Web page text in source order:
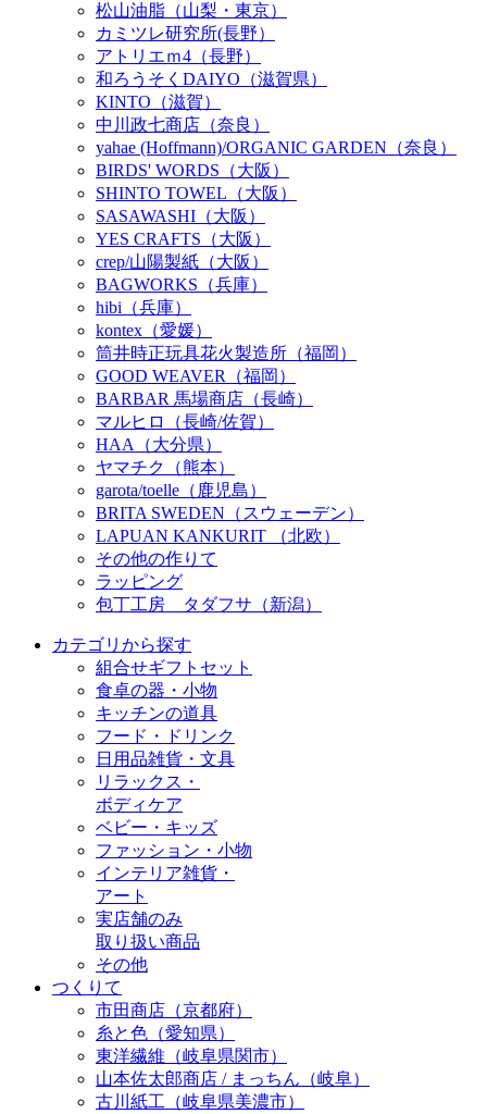
松山油脂（山梨・東京）
カミツレ研究所(長野）
アトリエｍ4（長野）
和ろうそくDAIYO（滋賀県）
KINTO（滋賀）
中川政七商店（奈良）
yahae (Hoffmann)/ORGANIC GARDEN（奈良）
BIRDS' WORDS（大阪）
SHINTO TOWEL（大阪）
SASAWASHI（大阪）
YES CRAFTS（大阪）
crep/山陽製紙（大阪）
BAGWORKS（兵庫）
hibi（兵庫）
kontex（愛媛）
筒井時正玩具花火製造所（福岡）
GOOD WEAVER（福岡）
BARBAR 馬場商店（長崎）
マルヒロ（長崎/佐賀）
HAA（大分県）
ヤマチク（熊本）
garota/toelle（鹿児島）
BRITA SWEDEN（スウェーデン）
LAPUAN KANKURIT （北欧）
その他の作りて
ラッピング
包丁工房 タダフサ（新潟）
カテゴリから探す
組合せギフトセット
食卓の器・小物
キッチンの道具
フード・ドリンク
日用品雑貨・文具
リラックス・
ボディケア
ベビー・キッズ
ファッション・小物
インテリア雑貨・
アート
実店舗のみ
取り扱い商品
その他
つくりて
市田商店（京都府）
糸と色（愛知県）
東洋繊維（岐阜県関市）
山本佐太郎商店 / まっちん（岐阜）
古川紙工（岐阜県美濃市）